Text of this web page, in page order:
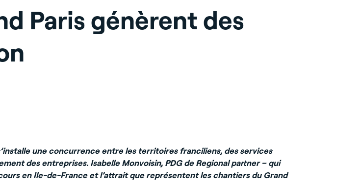
Paris génèrent des
une concurrence entre les territoires franciliens, des services
des entreprises. Isabelle Monvoisin, PDG de Regional partner – qui
en Ile-de-France et l’attrait que représentent les chantiers du Grand